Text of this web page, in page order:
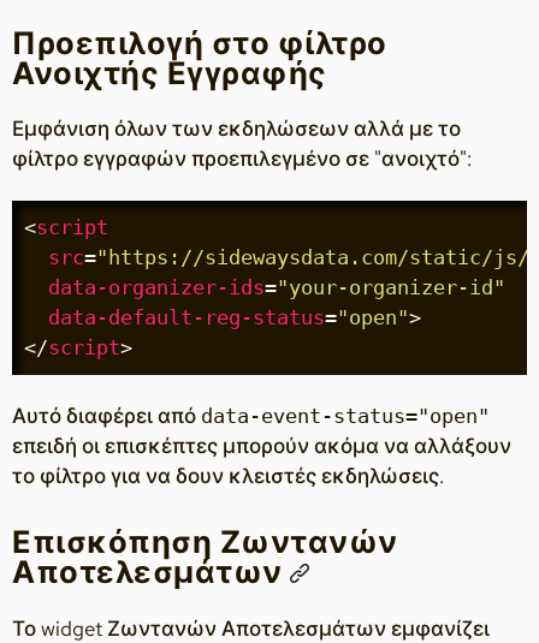
Προεπιλογή στο φίλτρο
Ανοιχτής Εγγραφής
Εμφάνιση όλων των εκδηλώσεων αλλά με το
φίλτρο εγγραφών προεπιλεγμένο σε "ανοιχτό":
<script
src="https://sidewaysdata.com/static/js/
data-organizer-ids="your-organizer-id"
data-default-reg-status="open">
</script>
Αυτό διαφέρει από data-event-status="open"
επειδή οι επισκέπτες μπορούν ακόμα να αλλάξουν
το φίλτρο για να δουν κλειστές εκδηλώσεις.
Επισκόπηση Ζωντανών
Αποτελεσμάτων
Το widget Ζωντανών Αποτελεσμάτων εμφανίζει